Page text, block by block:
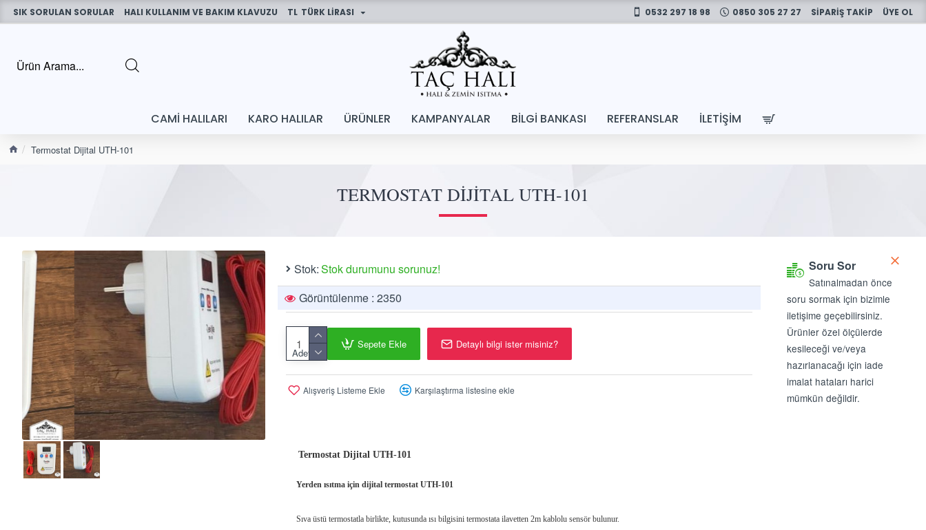
SIK SORULAN SORULAR HALI KULLANIM VE BAKIM KLAVUZU TL TÜRK LIRASI 0532 297 18 98 0850 305 27 27 SİPARİŞ TAKİP ÜYE OL
CAMI HALILARI KARO HALILAR ÜRÜNLER KAMPANYALAR BILGI BANKASI REFERANSLAR İLETIŞIM
Termostat Dijital UTH-101
TERMOSTAT DIJITAL UTH-101
Stok:Stok durumunu sorunuz!
Görüntülenme : 2350
Adet
Sepete Ekle Detaylı bilgi ister misiniz?
Alışveriş Listeme Ekle Karşılaştırma listesine ekle
Termostat Dijital UTH-101
Yerden ısıtma için dijital termostat UTH-101
Sıva üstü termostatla birlikte, kutusunda ısı bilgisini termostata ilavetten 2m kablolu sensör bulunur.
Soru Sor
Satınalmadan önce
soru sormak için bizimle
iletişime geçebilirsiniz.
Ürünler özel ölçülerde
kesileceği ve/veya
hazırlanacağı için iade
imalat hataları harici
mümkün değildir.